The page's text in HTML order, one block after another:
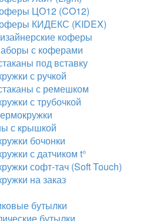
ЦО12 (CO12)
КИДЕКС (KIDEX)
коферы
с коферами
под вставку
с ручкой
с ремешком
с трубочкой
с крышкой
бочонки
с датчиком t°
софт-тач (Soft Touch)
на заказ
бутылки